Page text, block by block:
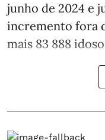
junho de 2024 e
incremento fora
mais 83 888